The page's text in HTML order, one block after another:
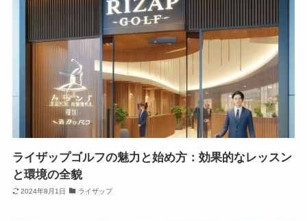
ライザップゴルフの魅力と始め方：効果的なレッスン
と環境の全貌
2024年8月1日 ライザップ